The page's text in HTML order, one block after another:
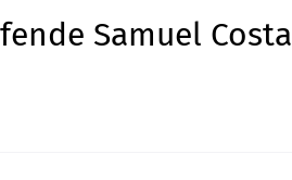
Samuel Costa